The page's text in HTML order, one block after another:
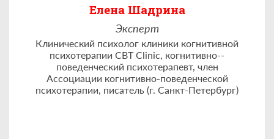
Елена Шадрина
Эксперт
Клинический психолог клиники когнитивной
психотерапии CBT Clinic, когнитивно-­
поведенческий психотерапевт, член
Ассоциации когнитивно-­поведенческой
психотерапии, писатель (г. Санкт-Петербург)